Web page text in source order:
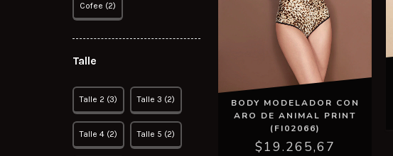
Cofee (2)
Talle
Talle 2 (3) Talle 3 (2)
Talle 4 (2) Talle 5 (2)
BODY MODELADOR CON
ARO DE ANIMAL PRINT
(FI02066)
$19.265,67